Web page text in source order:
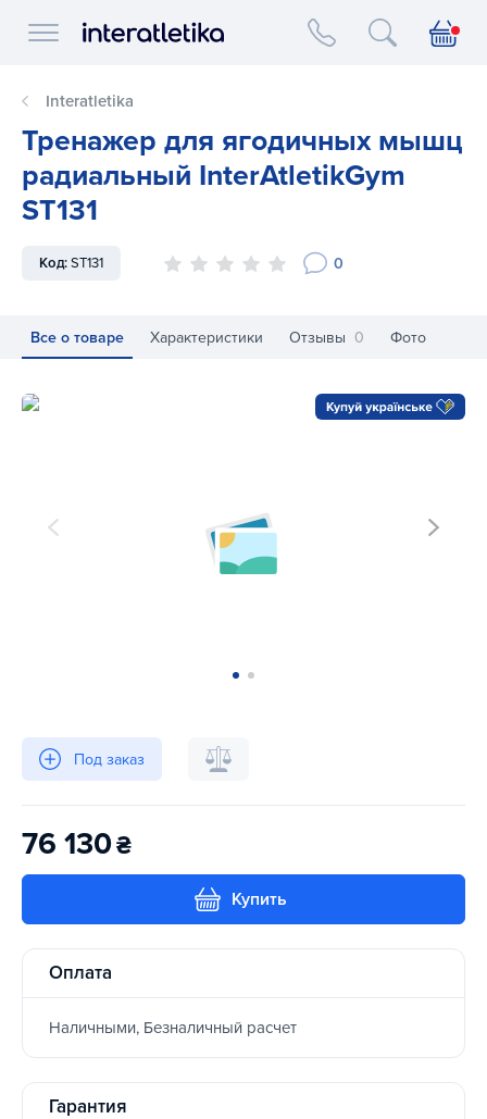
Interatletika logo
Interatletika
Тренажер для ягодичных мышц
радиальный InterAtletikGym
ST131
Код:ST131 0
Все о товаре Характеристики Отзывы 0 Фото
Тренажер для ягодичных мышц радиальный
Под заказ
76 130₴
Купить
Оплата
Наличными, Безналичный расчет
Гарантия